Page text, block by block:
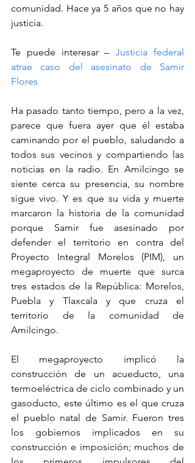
comunidad. Hace ya 5 años que no hay
justicia.
Te puede interesar – Justicia federal
atrae caso del asesinato de Samir
Flores
Ha pasado tanto tiempo, pero a la vez,
parece que fuera ayer que él estaba
caminando por el pueblo, saludando a
todos sus vecinos y compartiendo las
noticias en la radio. En Amilcingo se
siente cerca su presencia, su nombre
sigue vivo. Y es que su vida y muerte
marcaron la historia de la comunidad
porque Samir fue asesinado por
defender el territorio en contra del
Proyecto Integral Morelos (PIM), un
megaproyecto de muerte que surca
tres estados de la República: Morelos,
Puebla y Tlaxcala y que cruza el
territorio de la comunidad de
Amilcingo.
El megaproyecto implicó la
construcción de un acueducto, una
termoeléctrica de ciclo combinado y un
gasoducto, este último es el que cruza
el pueblo natal de Samir. Fueron tres
los gobiernos implicados en su
construcción e imposición; muchos de